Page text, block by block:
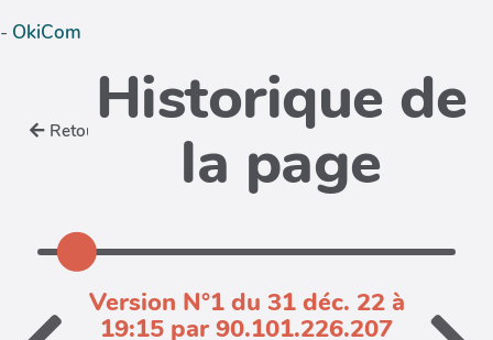
- OkiCom
Retour Historique de
la page
Version N°1 du 31 déc. 22 à
19:15 par 90.101.226.207